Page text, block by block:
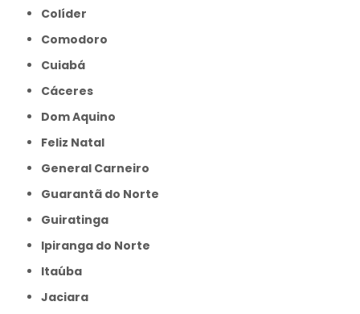
Colíder
Comodoro
Cuiabá
Cáceres
Dom Aquino
Feliz Natal
General Carneiro
Guarantã do Norte
Guiratinga
Ipiranga do Norte
Itaúba
Jaciara